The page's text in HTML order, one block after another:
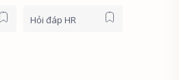
Hỏi đáp HR